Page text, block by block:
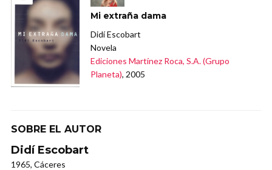
Mi extraña dama
Didí Escobart
Novela
Ediciones Martínez Roca, S.A. (Grupo
Planeta), 2005
SOBRE EL AUTOR
Didí Escobart
1965, Cáceres